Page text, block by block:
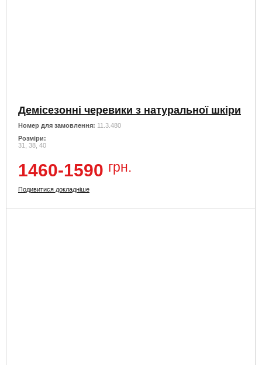
Демісезонні черевики з натуральної шкіри
Номер для замовлення: 11.3.480
Розміри:
31, 38, 40
1460-1590 грн.
Подивитися докладніше